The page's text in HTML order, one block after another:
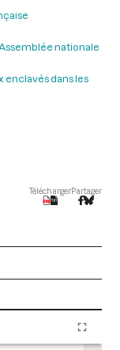
nationale
enclavés dans les
TéléchargerPartager